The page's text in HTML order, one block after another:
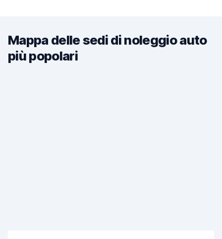
Mappa delle sedi di noleggio auto
più popolari